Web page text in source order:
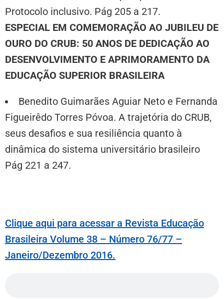
Protocolo inclusivo. Pág 205 a 217.
ESPECIAL EM COMEMORAÇÃO AO JUBILEU DE
OURO DO CRUB: 50 ANOS DE DEDICAÇÃO AO
DESENVOLVIMENTO E APRIMORAMENTO DA
EDUCAÇÃO SUPERIOR BRASILEIRA
Benedito Guimarães Aguiar Neto e Fernanda
Figueirêdo Torres Póvoa. A trajetória do CRUB,
seus desafios e sua resiliência quanto à
dinâmica do sistema universitário brasileiro
Pág 221 a 247.
Clique aqui para acessar a Revista Educação
Brasileira Volume 38 – Número 76/77 –
Janeiro/Dezembro 2016.